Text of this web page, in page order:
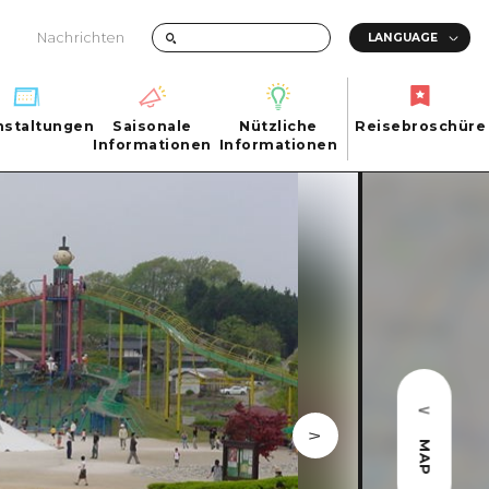
Nachrichten
City
Saisonale
Informationen
Nützliche
Informationen
FAQs
Foto-Download
Transportinformationen bei Katastrophen
Reisebroschüre
MAP